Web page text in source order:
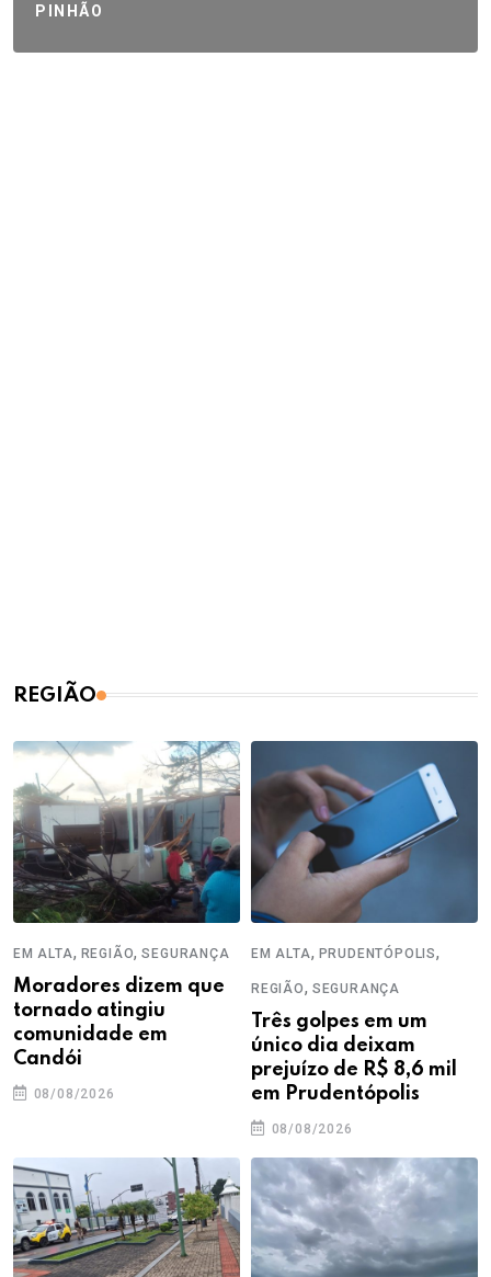
PINHÃO
REGIÃO
EM ALTA, REGIÃO,SEGURANÇA
Moradores dizem que
tornado atingiu
comunidade em
Candói
08/08/2026
EM ALTA, PRUDENTÓPOLIS,
REGIÃO, SEGURANÇA
Três golpes em um
único dia deixam
prejuízo de R$ 8,6 mil
em Prudentópolis
08/08/2026